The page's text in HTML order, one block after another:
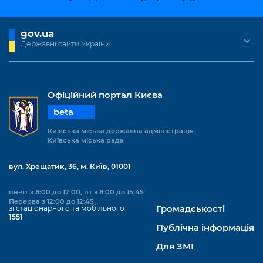
Підприємства, установи, організації
Безбар'єрність
Київська міська військова адміністрація
Портал Захисників та Захисниць
Безбар'єрність
Міський застосунок Київ Цифровий
Важливе під час воєнного стану
Важливе під час воєнного стану
Портал даних Києва
Публічні дашборди
gov.ua
Державні сайти України
Офіційний портал Києва
beta
Київська міська державна адміністрація
Київська міська рада
вул. Хрещатик, 36, м. Київ, 01001
пн-чт з 8:00 до 17:00, пт з 8:00 до 15:45
Перерва з 12:00 до 12:45
зі стаціонарного та мобільного
1551
Громадськості
Публічна інформація
Для ЗМІ